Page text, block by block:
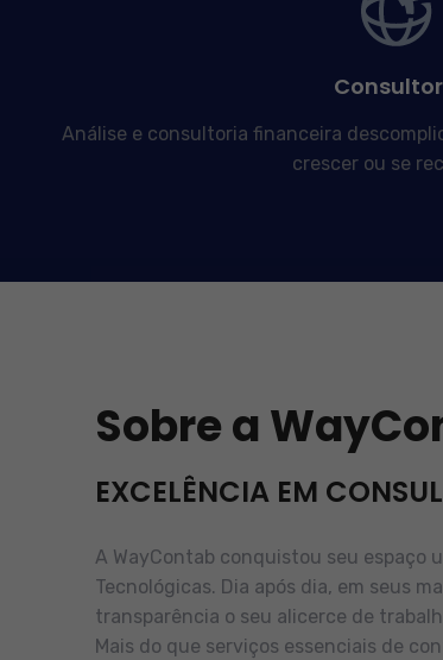
Análise e consultoria financeira
crescer ou se
Sobre a
EXCELÊNCIA EM
A WayContab conquistou seu espaço
Tecnológicas. Dia após dia, em seus
transparência o seu alicerce de
Mais do que serviços essenciais de